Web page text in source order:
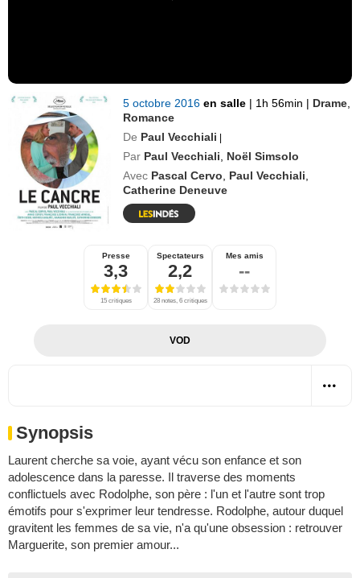
5 octobre 2016en salle | 1h 56min | Drame
Romance
De Paul Vecchiali |
Par Paul Vecchiali
Noël Simsolo
Avec Pascal Cervo Paul Vecchiali
Catherine Deneuve
Presse
3,3
15 critiques
Spectateurs
2,2
28 notes, 6 critiques
Mes amis
--
VOD
Synopsis
Laurent cherche sa voie, ayant vécu son enfance et son
adolescence dans la paresse. Il traverse des moments
conflictuels avec Rodolphe, son père : l'un et l'autre sont trop
émotifs pour s'exprimer leur tendresse. Rodolphe, autour duquel
gravitent les femmes de sa vie, n'a qu'une obsession : retrouver
Marguerite, son premier amour...